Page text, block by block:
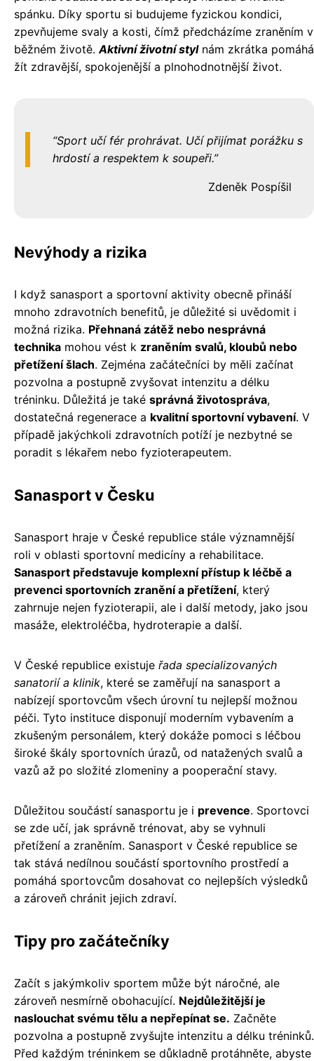
spánku. Díky sportu si budujeme fyzickou kondici,
zpevňujeme svaly a kosti, čímž předcházíme zraněním v
běžném životě.Aktivní životní stylnám zkrátka pomáhá
žít zdravější, spokojenější a plnohodnotnější život.
Sport učí fér prohrávat. Učí přijímat porážku s
hrdostí a respektem k soupeři.
Zdeněk Pospíšil
Nevýhody a rizika
I když sanasport a sportovní aktivity obecně přináší
mnoho zdravotních benefitů, je důležité si uvědomit i
možná rizika. Přehnaná zátěž nebo nesprávná
technika mohou vést k zraněním svalů, kloubů nebo
přetížení šlach. Zejména začátečníci by měli začínat
pozvolna a postupně zvyšovat intenzitu a délku
tréninku. Důležitá je také správná životospráva,
dostatečná regenerace a kvalitní sportovní vybavení. V
případě jakýchkoli zdravotních potíží je nezbytné se
poradit s lékařem nebo fyzioterapeutem.
Sanasport v Česku
Sanasport hraje v České republice stále významnější
roli v oblasti sportovní medicíny a rehabilitace.
Sanasport představuje komplexní přístup k léčbě a
prevenci sportovních zranění a přetížení, který
zahrnuje nejen fyzioterapii, ale i další metody, jako jsou
masáže, elektroléčba, hydroterapie a další.
V České republice existuje řada specializovaných
sanatorií a klinik, které se zaměřují na sanasport a
nabízejí sportovcům všech úrovní tu nejlepší možnou
péči. Tyto instituce disponují moderním vybavením a
zkušeným personálem, který dokáže pomoci s léčbou
široké škály sportovních úrazů, od natažených svalů a
vazů až po složité zlomeniny a pooperační stavy.
Důležitou součástí sanasportu je i prevence. Sportovci
se zde učí, jak správně trénovat, aby se vyhnuli
přetížení a zraněním. Sanasport v České republice se
tak stává nedílnou součástí sportovního prostředí a
pomáhá sportovcům dosahovat co nejlepších výsledků
a zároveň chránit jejich zdraví.
Tipy pro začátečníky
Začít s jakýmkoliv sportem může být náročné, ale
zároveň nesmírně obohacující. Nejdůležitější je
naslouchat svému tělu a nepřepínat se. Začněte
pozvolna a postupně zvyšujte intenzitu a délku tréninků.
Před každým tréninkem se důkladně protáhněte, abyste